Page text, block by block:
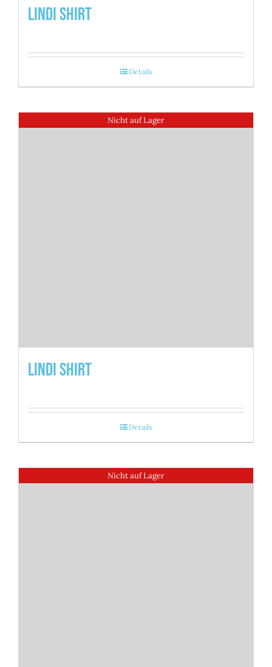
Lindi Shirt
Details
Nicht auf Lager
Lindi Shirt
Details
Nicht auf Lager